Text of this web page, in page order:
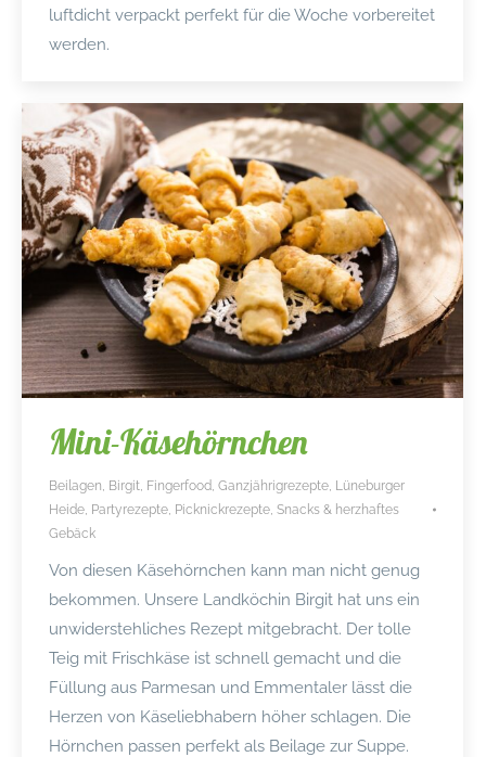
luftdicht verpackt perfekt für die Woche vorbereitet
werden.
Mini-Käsehörnchen
Beilagen Birgit Fingerfood Ganzjährigrezepte Lüneburger
Heide Partyrezepte Picknickrezepte Snacks & herzhaftes
Gebäck
Von diesen Käsehörnchen kann man nicht genug
bekommen. Unsere Landköchin Birgit hat uns ein
unwiderstehliches Rezept mitgebracht. Der tolle
Teig mit Frischkäse ist schnell gemacht und die
Füllung aus Parmesan und Emmentaler lässt die
Herzen von Käseliebhabern höher schlagen. Die
Hörnchen passen perfekt als Beilage zur Suppe.